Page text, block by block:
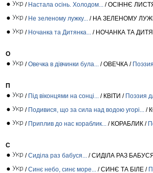
/ Настала осінь. Холодом... / ОСІННЄ
/ Не зеленому лужку... / НА ЗЕЛЕНОМУ
/ Ночанка та Дитянка... / НОЧАНКА ТА
О
/Овечка в дівчинки була... / ОВЕЧКА /
П
/ Під віконцями на сонці... / КВІТИ / Поэзия
/ Подивися, що за сила над водою угорі... /
/ Приплив до нас кораблик... / КОРАБЛИК /
С
/Сиділа раз бабуся... / СИДІЛА РАЗ
/Синє небо, синє море... / СИНЄ ТА БІЛЕ /